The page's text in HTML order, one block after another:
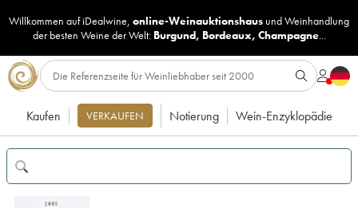
Willkommen auf iDealwine, online-Weinauktionshaus undWeinhandlung
der besten Weine der Welt: Burgund, Bordeaux, Champagne...
Kaufen VERKAUFEN Notierung Wein-Enzyklopädie